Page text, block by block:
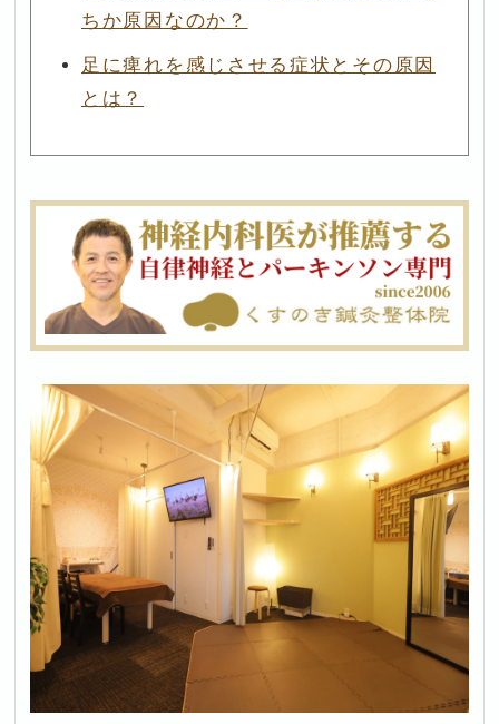
ちか原因なのか？
足に痺れを感じさせる症状とその原因
とは？